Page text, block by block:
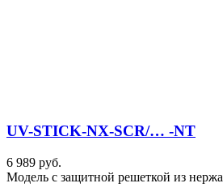
UV-STICK-NX-SCR/… -NT
6 989 руб.
Модель с защитной решеткой из